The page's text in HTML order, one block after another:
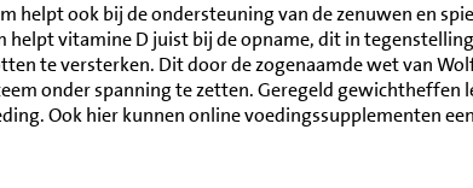
ook bij de ondersteuning van de zenuwen en
helpt vitamine D juist bij de opname, dit in
te versterken. Dit door de zogenaamde wet van
onder spanning te zetten. Geregeld gewichtheffen
Ook hier kunnen online voedingssupplementen